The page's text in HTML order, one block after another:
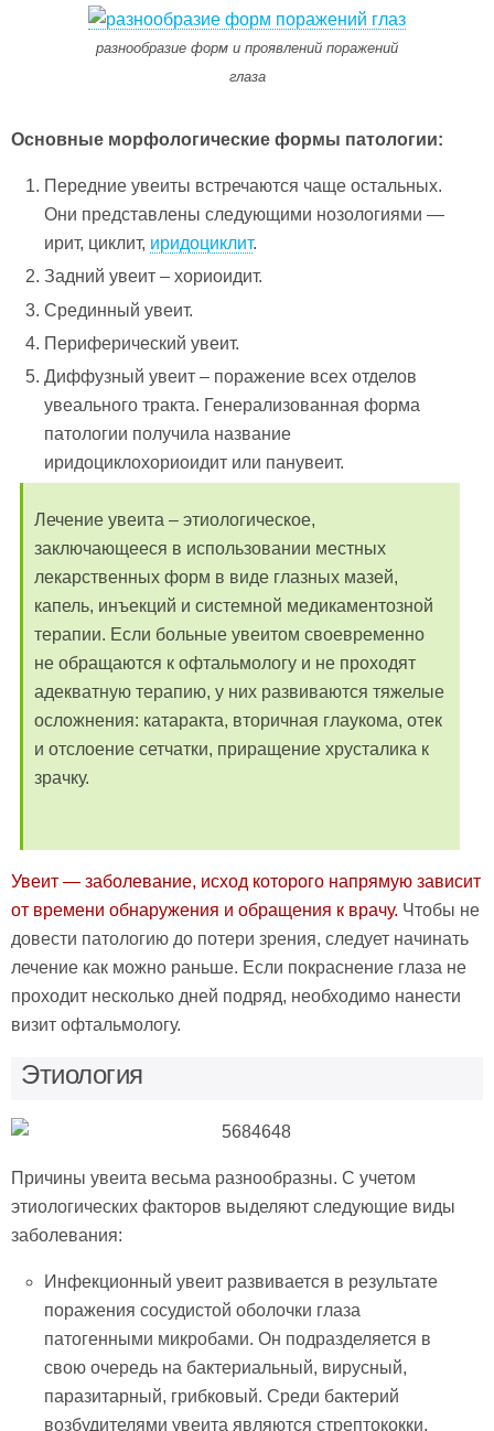
разнообразие форм и проявлений поражений
глаза
Основные морфологические формы патологии:
Передние увеиты встречаются чаще остальных.
Они представлены следующими нозологиями —
ирит, циклит, иридоциклит.
Задний увеит – хориоидит.
Срединный увеит.
Периферический увеит.
Диффузный увеит – поражение всех отделов
увеального тракта. Генерализованная форма
патологии получила название
иридоциклохориоидит или панувеит.
Лечение увеита – этиологическое,
заключающееся в использовании местных
лекарственных форм в виде глазных мазей,
капель, инъекций и системной медикаментозной
терапии. Если больные увеитом своевременно
не обращаются к офтальмологу и не проходят
адекватную терапию, у них развиваются тяжелые
осложнения: катаракта, вторичная глаукома, отек
и отслоение сетчатки, приращение хрусталика к
зрачку.
Увеит — заболевание, исход которого напрямую зависит
от времени обнаружения и обращения к врачу. Чтобы не
довести патологию до потери зрения, следует начинать
лечение как можно раньше. Если покраснение глаза не
проходит несколько дней подряд, необходимо нанести
визит офтальмологу.
Этиология
Причины увеита весьма разнообразны. С учетом
этиологических факторов выделяют следующие виды
заболевания:
Инфекционный увеит развивается в результате
поражения сосудистой оболочки глаза
патогенными микробами. Он подразделяется в
свою очередь на бактериальный, вирусный,
паразитарный, грибковый. Среди бактерий
возбудителями увеита являются стрептококки,